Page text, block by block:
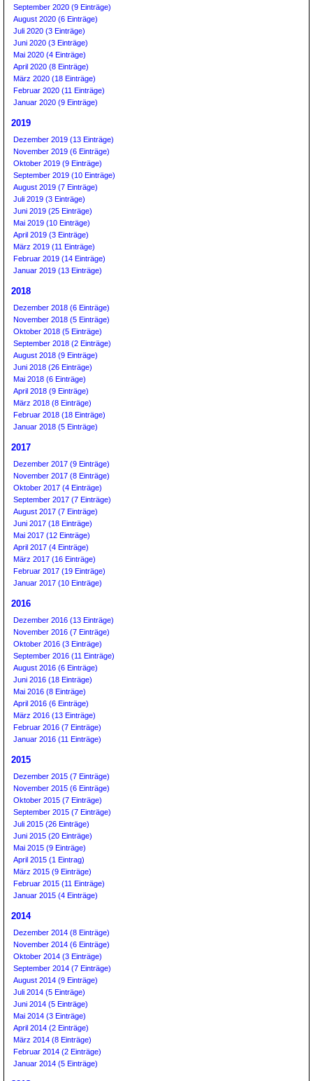
September 2020 (9 Einträge)
August 2020 (6 Einträge)
Juli 2020 (3 Einträge)
Juni 2020 (3 Einträge)
Mai 2020 (4 Einträge)
April 2020 (8 Einträge)
März 2020 (18 Einträge)
Februar 2020 (11 Einträge)
Januar 2020 (9 Einträge)
2019
Dezember 2019 (13 Einträge)
November 2019 (6 Einträge)
Oktober 2019 (9 Einträge)
September 2019 (10 Einträge)
August 2019 (7 Einträge)
Juli 2019 (3 Einträge)
Juni 2019 (25 Einträge)
Mai 2019 (10 Einträge)
April 2019 (3 Einträge)
März 2019 (11 Einträge)
Februar 2019 (14 Einträge)
Januar 2019 (13 Einträge)
2018
Dezember 2018 (6 Einträge)
November 2018 (5 Einträge)
Oktober 2018 (5 Einträge)
September 2018 (2 Einträge)
August 2018 (9 Einträge)
Juni 2018 (26 Einträge)
Mai 2018 (6 Einträge)
April 2018 (9 Einträge)
März 2018 (8 Einträge)
Februar 2018 (18 Einträge)
Januar 2018 (5 Einträge)
2017
Dezember 2017 (9 Einträge)
November 2017 (8 Einträge)
Oktober 2017 (4 Einträge)
September 2017 (7 Einträge)
August 2017 (7 Einträge)
Juni 2017 (18 Einträge)
Mai 2017 (12 Einträge)
April 2017 (4 Einträge)
März 2017 (16 Einträge)
Februar 2017 (19 Einträge)
Januar 2017 (10 Einträge)
2016
Dezember 2016 (13 Einträge)
November 2016 (7 Einträge)
Oktober 2016 (3 Einträge)
September 2016 (11 Einträge)
August 2016 (6 Einträge)
Juni 2016 (18 Einträge)
Mai 2016 (8 Einträge)
April 2016 (6 Einträge)
März 2016 (13 Einträge)
Februar 2016 (7 Einträge)
Januar 2016 (11 Einträge)
2015
Dezember 2015 (7 Einträge)
November 2015 (6 Einträge)
Oktober 2015 (7 Einträge)
September 2015 (7 Einträge)
Juli 2015 (26 Einträge)
Juni 2015 (20 Einträge)
Mai 2015 (9 Einträge)
April 2015 (1 Eintrag)
März 2015 (9 Einträge)
Februar 2015 (11 Einträge)
Januar 2015 (4 Einträge)
2014
Dezember 2014 (8 Einträge)
November 2014 (6 Einträge)
Oktober 2014 (3 Einträge)
September 2014 (7 Einträge)
August 2014 (9 Einträge)
Juli 2014 (5 Einträge)
Juni 2014 (5 Einträge)
Mai 2014 (3 Einträge)
April 2014 (2 Einträge)
März 2014 (8 Einträge)
Februar 2014 (2 Einträge)
Januar 2014 (5 Einträge)